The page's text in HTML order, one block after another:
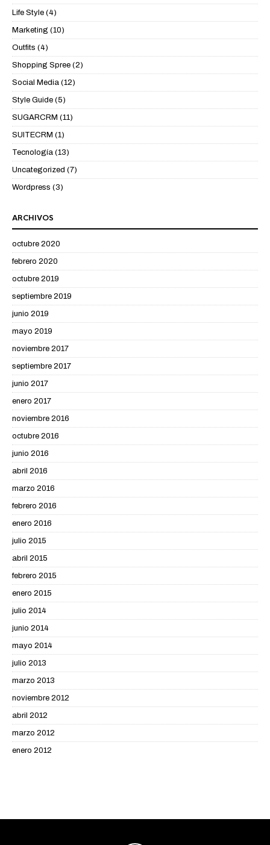
Life Style (4)
Marketing (10)
Outfits (4)
Shopping Spree (2)
Social Media (12)
Style Guide (5)
SUGARCRM (11)
SUITECRM (1)
Tecnología (13)
Uncategorized (7)
Wordpress (3)
ARCHIVOS
octubre 2020
febrero 2020
octubre 2019
septiembre 2019
junio 2019
mayo 2019
noviembre 2017
septiembre 2017
junio 2017
enero 2017
noviembre 2016
octubre 2016
junio 2016
abril 2016
marzo 2016
febrero 2016
enero 2016
julio 2015
abril 2015
febrero 2015
enero 2015
julio 2014
junio 2014
mayo 2014
julio 2013
marzo 2013
noviembre 2012
abril 2012
marzo 2012
enero 2012